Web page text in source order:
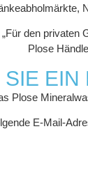
den
Plose
SIE EIN
Plose
E-Mail-